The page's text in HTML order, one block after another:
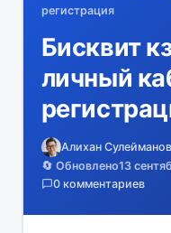
регистрация
Бисквит
личный
Алихан Сулейманов
🔄 Обновлено13
0 комментариев